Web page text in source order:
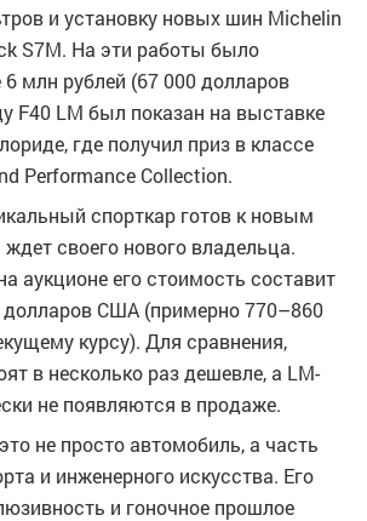
и установку новых шин Michelin
S7M. На эти работы было
6 млн рублей (67 000 долларов
F40 LM был показан на выставке
где получил приз в классе
Performance Collection.
спорткар готов к новым
своего нового владельца.
аукционе его стоимость составит
долларов США (примерно 770–860
курсу). Для сравнения,
в несколько раз дешевле, а LM-
не появляются в продаже.
не просто автомобиль, а часть
и инженерного искусства. Его
и гоночное прошлое